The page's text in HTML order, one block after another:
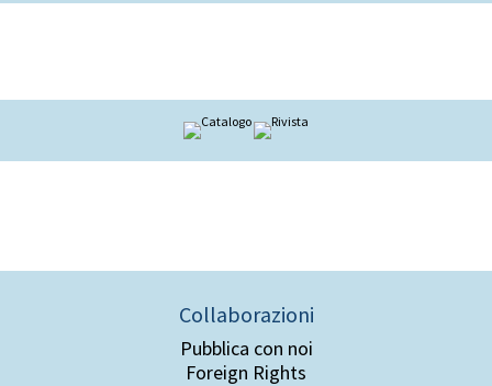
Collaborazioni
Pubblica con noi
Foreign Rights